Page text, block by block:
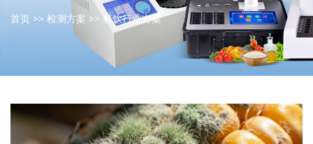
首页 >> 检测方案 >>餐饮行业方案